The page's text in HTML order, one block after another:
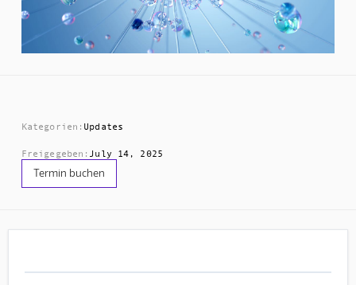
Kategorien: Updates
Freigegeben: July 14, 2025
Termin buchen